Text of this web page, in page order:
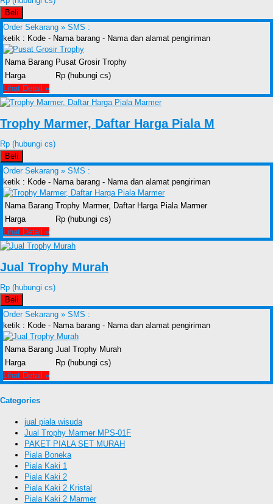
Beli
Order Sekarang » SMS :
ketik : Kode - Nama barang - Nama dan alamat pengiriman
Nama Barang Pusat Grosir Trophy
Harga
Rp (hubungi cs)
Lihat Detail »
Trophy Marmer, Daftar Harga Piala M
Rp (hubungi cs)
Beli
Order Sekarang » SMS :
ketik : Kode - Nama barang - Nama dan alamat pengiriman
Nama Barang Trophy Marmer, Daftar Harga Piala Marmer
Harga
Rp (hubungi cs)
Lihat Detail »
Jual Trophy Murah
Rp (hubungi cs)
Beli
Order Sekarang » SMS :
ketik : Kode - Nama barang - Nama dan alamat pengiriman
Nama Barang Jual Trophy Murah
Harga
Rp (hubungi cs)
Lihat Detail »
Categories
jual piala wisuda
Jual Trophy Marmer MPS-01F
PAKET PIALA SET MURAH
Piala Boneka
Piala Kaki 1
Piala Kaki 2
Piala Kaki 2 Kristal
Piala Kaki 2 Marmer